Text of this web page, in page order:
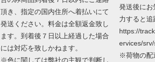
頂き、指定の国内住所へ着払いにて
発送ください。料金は全額返金致し
ます。到着後７日以上経過した場合
には対応を致しかねます。
※色に関しては弊社の主観で判断し
発送後にお
力すると追
https://
ervices/
※荷物の配